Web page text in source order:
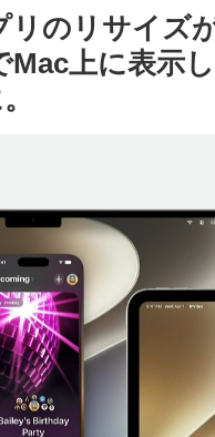
のリサイズ
上に表示